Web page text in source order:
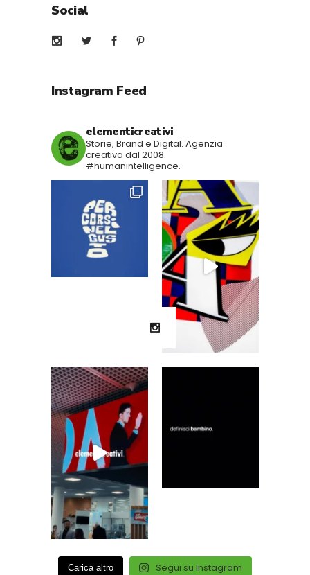
Social
Instagram Feed
elementicreativi
Storie, Brand e Digital. Agenzia
creativa dal 2008.
#humanintelligence.
Carica altro Segui su Instagram